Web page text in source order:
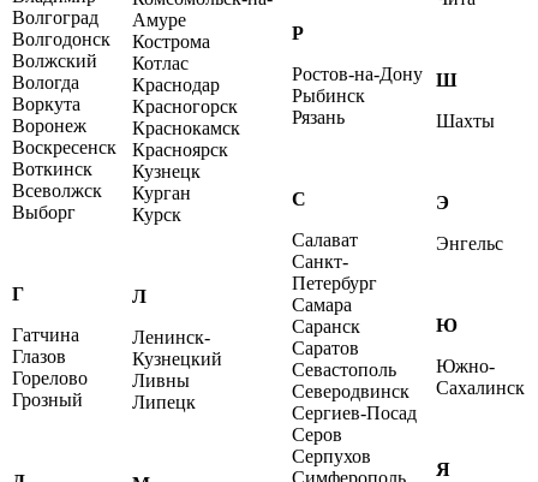
Волгоград
Волгодонск
Волжский
Вологда
Воркута
Воронеж
Воскресенск
Воткинск
Всеволжск
Выборг
Г
Гатчина
Глазов
Горелово
Грозный
Амуре
Кострома
Котлас
Краснодар
Красногорск
Краснокамск
Красноярск
Кузнецк
Курган
Курск
Л
Ленинск-
Кузнецкий
Ливны
Липецк
Р
Ростов-на-Дону
Рыбинск
Рязань
С
Салават
Санкт-
Петербург
Самара
Саранск
Саратов
Севастополь
Северодвинск
Сергиев-Посад
Серов
Серпухов
Симферополь
Ш
Шахты
Э
Энгельс
Ю
Южно-
Сахалинск
Я